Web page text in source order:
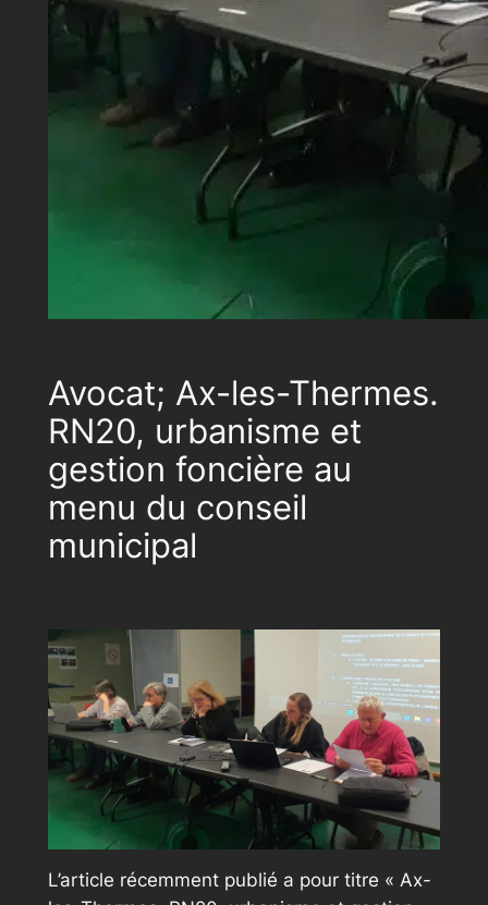
Avocat; Ax-les-Thermes.
RN20, urbanisme et
gestion foncière au
menu du conseil
municipal
L’article récemment publié a pour titre « Ax-